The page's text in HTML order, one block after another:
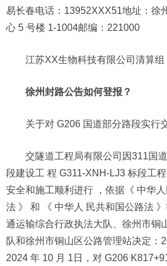
易长春电话：13952XXX51地址：徐
心 5 号楼 1-1004邮编：221000
江苏XX生物科技有限公司清算
徐州封路公告如何登报？
关于对 G206 国道部分路段实行
交隧道工程局有限公司因311国
段建设工 程 G311-XNH-LJ3 标段工
安全和施工顺利进行 ，依据《 中华
法 》 和 《 中华人 民共和国公路法
通运输综合行政执法大队、徐州市铜
队和徐州市铜山区公路管理站决定：
2024 年 10 月 1日，对 G206